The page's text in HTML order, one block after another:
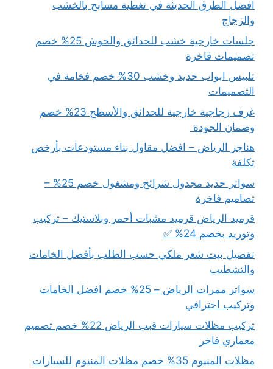
افضل الطرق الحديثة في تغطية مسابح بالخشب
والزجاج
جلسات خارجية خشب للحدائق والحوش 25% خصم
تصميمات فاخرة
تلبيس ابواب حديد وخشب 30% خصم فخامة في
التصميمات
غرف زجاجية خارجية للحدائق والأسطح 23% خصم
وضمان الجودة
هناجر الرياض – افضل مقاول بناء مستودعات بأرخص
تكلفة
سواتر حديد مجدول شرائح ومشغول خصم 25% –
تصاميم فاخرة
قرميد الرياض قرميد مشبات أحمر وبلاستيك – تركيب
وتوريد بخصم 24% ✅
تفصيل بيت شعر ملكي حسب الطلب بأفضل الخامات
والتشطيب
سواتر ممرات الرياض – 25% خصم افضل الخامات
وتركيب احترافي
تركيب مظلات سيارات قبب الرياض 22% خصم تصميم
معماري فاخر
مظلات المنيوم 35% خصم مظلات المنيوم للسيارات